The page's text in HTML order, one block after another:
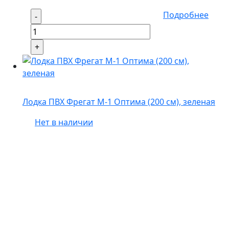
Подробнее
Лодка ПВХ Фрегат М-1 Оптима (200 см), зеленая
Нет в наличии